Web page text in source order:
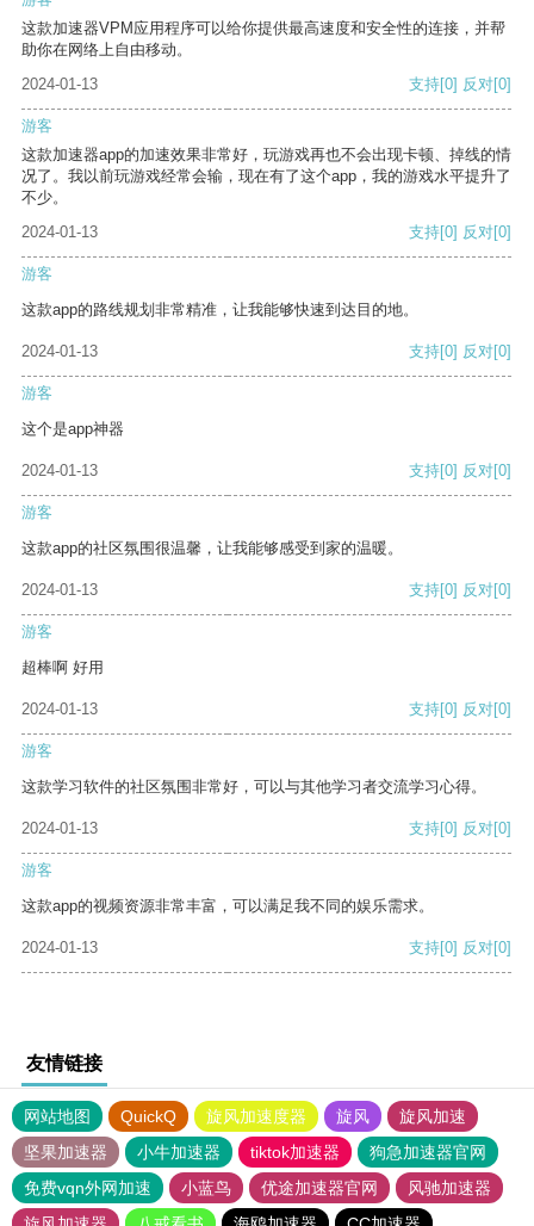
这款加速器VPM应用程序可以给你提供最高速度和安全性的连接，并帮
助你在网络上自由移动。
2024-01-13
支持[0] 反对[0]
游客
这款加速器app的加速效果非常好，玩游戏再也不会出现卡顿、掉线的情
况了。我以前玩游戏经常会输，现在有了这个app，我的游戏水平提升了
不少。
2024-01-13
支持[0] 反对[0]
游客
这款app的路线规划非常精准，让我能够快速到达目的地。
2024-01-13 支持[0] 反对[0]
游客
这个是app神器
2024-01-13 支持[0] 反对[0]
游客
这款app的社区氛围很温馨，让我能够感受到家的温暖。
2024-01-13 支持[0] 反对[0]
游客
超棒啊 好用
2024-01-13 支持[0] 反对[0]
游客
这款学习软件的社区氛围非常好，可以与其他学习者交流学习心得。
2024-01-13 支持[0] 反对[0]
游客
这款app的视频资源非常丰富，可以满足我不同的娱乐需求。
2024-01-13 支持[0] 反对[0]
友情链接
网站地图 QuickQ 旋风加速度器 旋风
旋风加速
坚果加速器
小牛加速器 tiktok加速器
狗急加速器官网
免费vqn外网加速
小蓝鸟 优途加速器官网
风驰加速器